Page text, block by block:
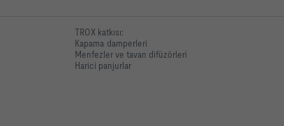
TROX katkısı:
Kapama damperleri
Menfezler ve tavan difüzörleri
Harici panjurlar